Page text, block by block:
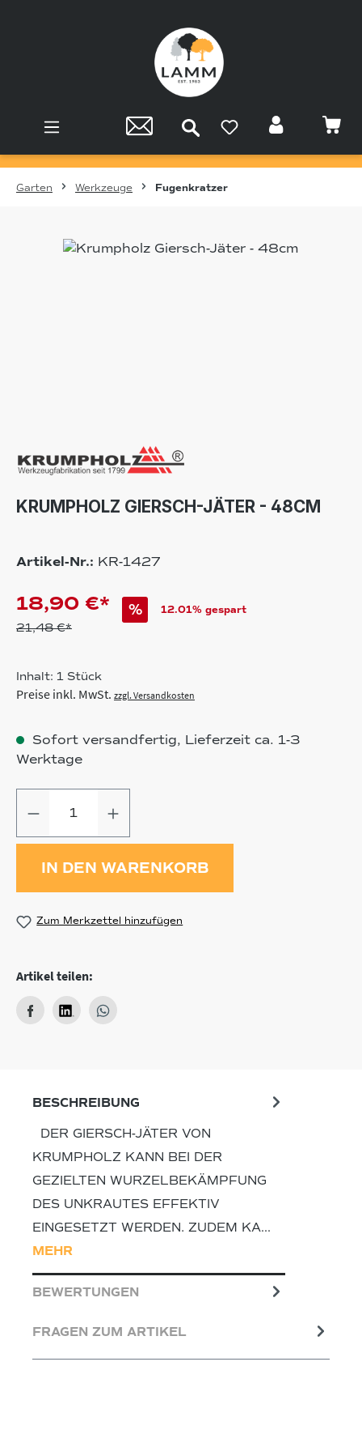
Garten Werkzeuge Fugenkratzer
Bildergalerie überspringen
KRUMPHOLZ GIERSCH-JÄTER - 48CM
Artikel-Nr.: KR-1427
18,90 €*
21,48 €*
% 12.01% gespart
Inhalt: 1 Stück
Preise inkl. MwSt. zzgl. Versandkosten
Sofort versandfertig, Lieferzeit ca. 1-3
Werktage
IN DEN WARENKORB
Zum Merkzettel hinzufügen
Artikel teilen:
BESCHREIBUNG
DER GIERSCH-JÄTER VON
KRUMPHOLZ KANN BEI DER
GEZIELTEN WURZELBEKÄMPFUNG
DES UNKRAUTES EFFEKTIV
EINGESETZT WERDEN. ZUDEM KA…
MEHR
BEWERTUNGEN
FRAGEN ZUM ARTIKEL